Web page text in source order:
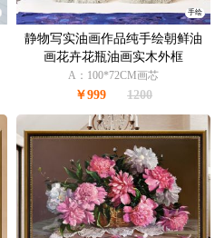
手绘
静物写实油画作品纯手绘朝鲜油
画花卉花瓶油画实木外框
A：100*72CM画芯
￥999 1200